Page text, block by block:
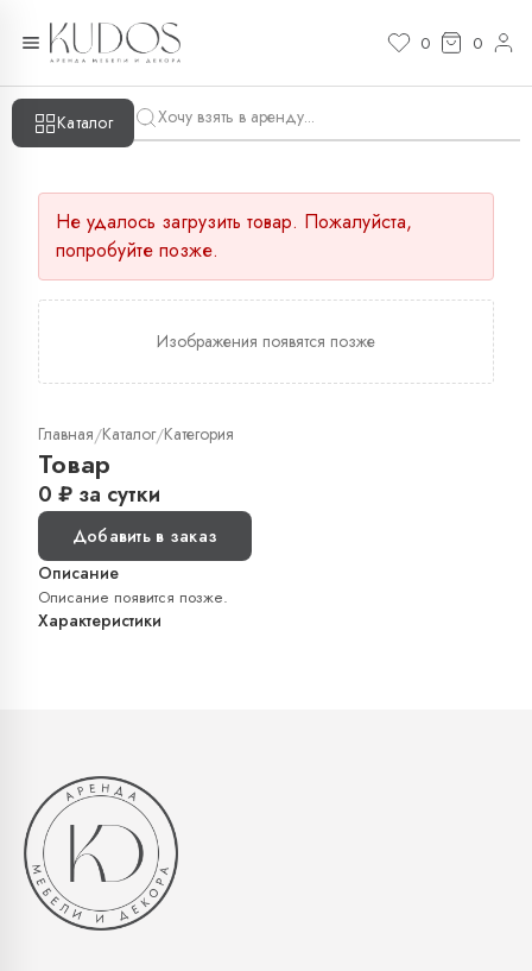
0 0
Каталог
Не удалось загрузить товар. Пожалуйста,
попробуйте позже.
Изображения появятся позже
Главная/Каталог/Категория
Товар
0 ₽ за сутки
Добавить в заказ
Описание
Описание появится позже.
Характеристики